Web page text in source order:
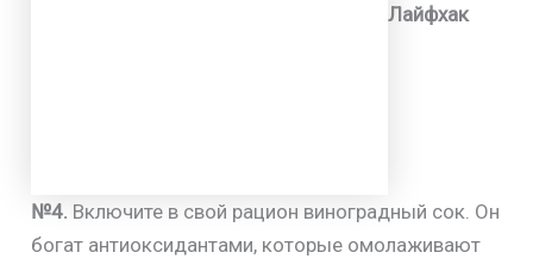
Лайфхак
№4. Включите в свой рацион виноградный сок. Он
богат антиоксидантами, которые омолаживают